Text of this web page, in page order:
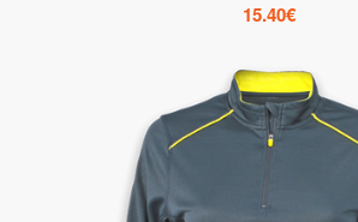
15.40€